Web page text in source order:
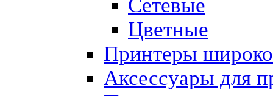
Сетевые
Цветные
Принтеры
Аксессуары для